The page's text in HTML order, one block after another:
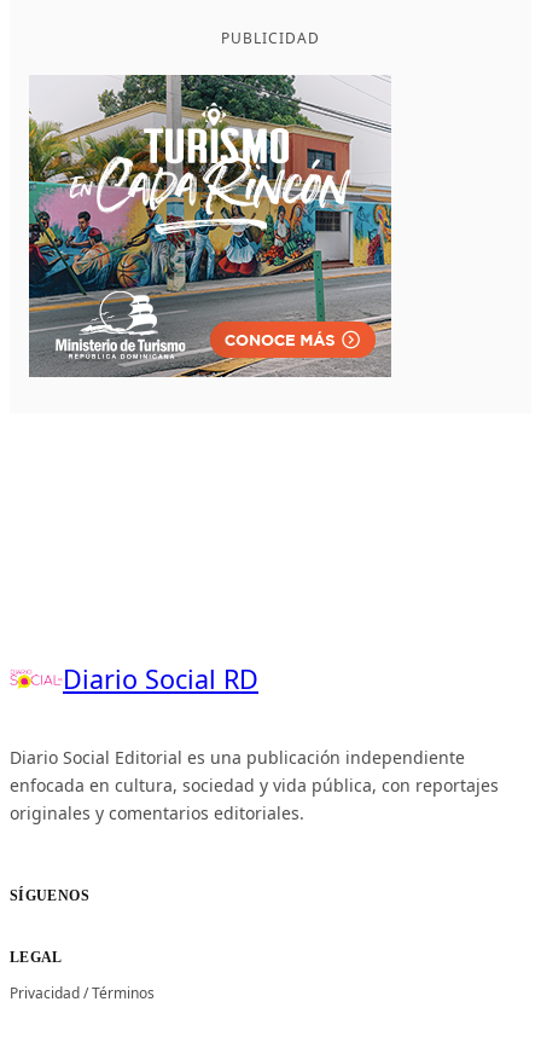
PUBLICIDAD
Diario Social RD
Diario Social Editorial es una publicación independiente
enfocada en cultura, sociedad y vida pública, con reportajes
originales y comentarios editoriales.
SÍGUENOS
LEGAL
Privacidad/Términos